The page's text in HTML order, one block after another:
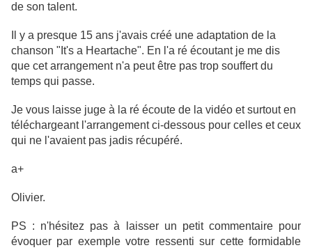
de son talent.
Il y a presque 15 ans j'avais créé une adaptation de la
chanson "It's a Heartache". En l'a ré écoutant je me dis
que cet arrangement n'a peut être pas trop souffert du
temps qui passe.
Je vous laisse juge à la ré écoute de la vidéo et surtout en
téléchargeant l'arrangement ci-dessous pour celles et ceux
qui ne l'avaient pas jadis récupéré.
a+
Olivier.
PS : n'hésitez pas à laisser un petit commentaire pour
évoquer par exemple votre ressenti sur cette formidable